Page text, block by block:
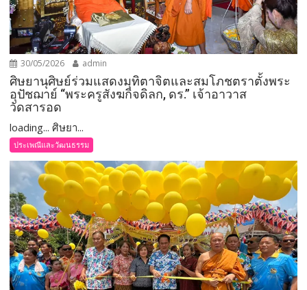
30/05/2026 admin
ศิษยานุศิษย์ร่วมแสดงมุทิตาจิตและสมโภชตราตั้งพระ
อุปัชฌาย์ “พระครูสังฆกิจดิลก, ดร.” เจ้าอาวาส
วัดสารอด
loading... ศิษยา...
ประเพณีและวัฒนธรรม